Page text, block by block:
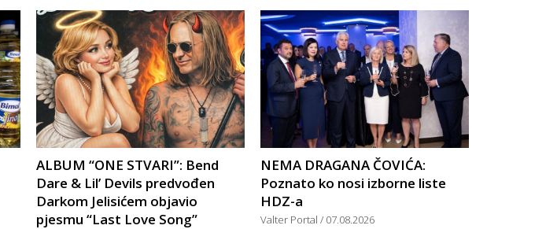
ALBUM “ONE STVARI”: Bend
Dare & Lil’ Devils predvođen
Darkom Jelisićem objavio
pjesmu “Last Love Song”
NEMA DRAGANA ČOVIĆA:
Poznato ko nosi izborne liste
HDZ-a
Valter Portal 07.08.2026